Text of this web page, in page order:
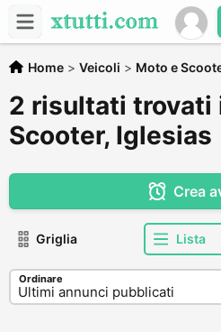
Home > Veicoli > Moto e
2 risultati trovati
Scooter, Iglesias
Crea
Griglia Lista
Ordinare